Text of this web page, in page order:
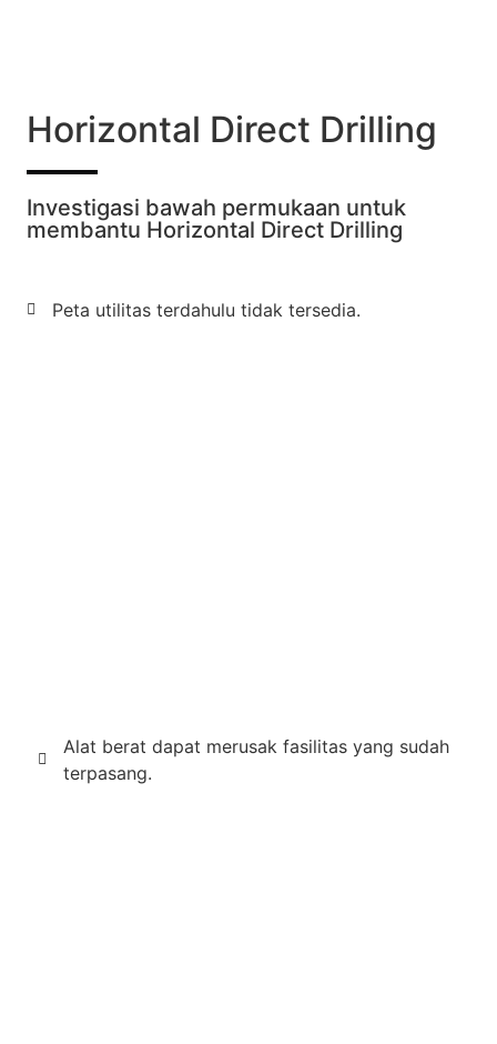
Horizontal Direct Drilling
Investigasi bawah permukaan untuk
membantu Horizontal Direct Drilling
Peta utilitas terdahulu tidak tersedia.
Alat berat dapat merusak fasilitas yang sudah
terpasang.